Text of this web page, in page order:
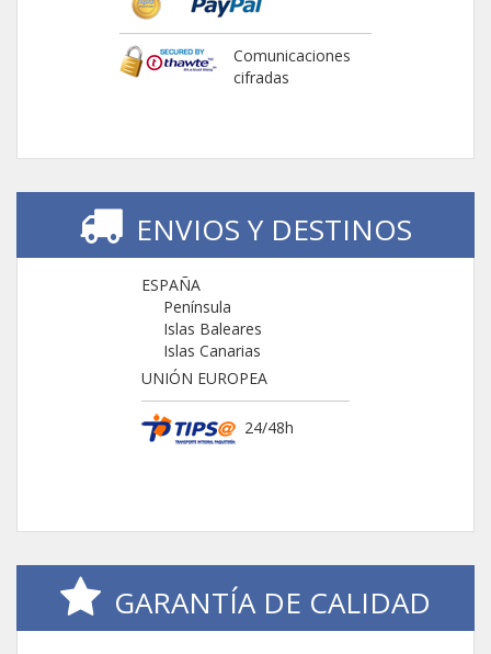
Comunicaciones
cifradas
ENVIOS Y DESTINOS
ESPAÑA
Península
Islas Baleares
Islas Canarias
UNIÓN EUROPEA
24/48h
GARANTÍA DE CALIDAD